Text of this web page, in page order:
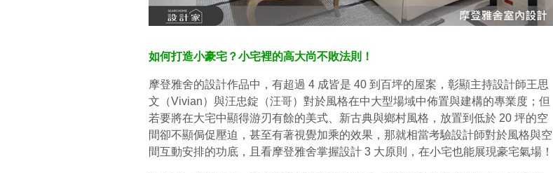
如何打造小豪宅？小宅裡的高大尚不敗法則！
摩登雅舍的設計作品中，有超過 4 成皆是 40 到百坪的屋案，彰顯主持設計師王思
文（Vivian）與汪忠錠（汪哥）對於風格在中大型場域中佈置與建構的專業度；但
若要將在大宅中顯得游刃有餘的美式、新古典與鄉村風格，放置到低於 20 坪的空
間卻不顯侷促壓迫，甚至有著視覺加乘的效果，那就相當考驗設計師對於風格與空
間互動安排的功底，且看摩登雅舍掌握設計 3 大原則，在小宅也能展現豪宅氣場！